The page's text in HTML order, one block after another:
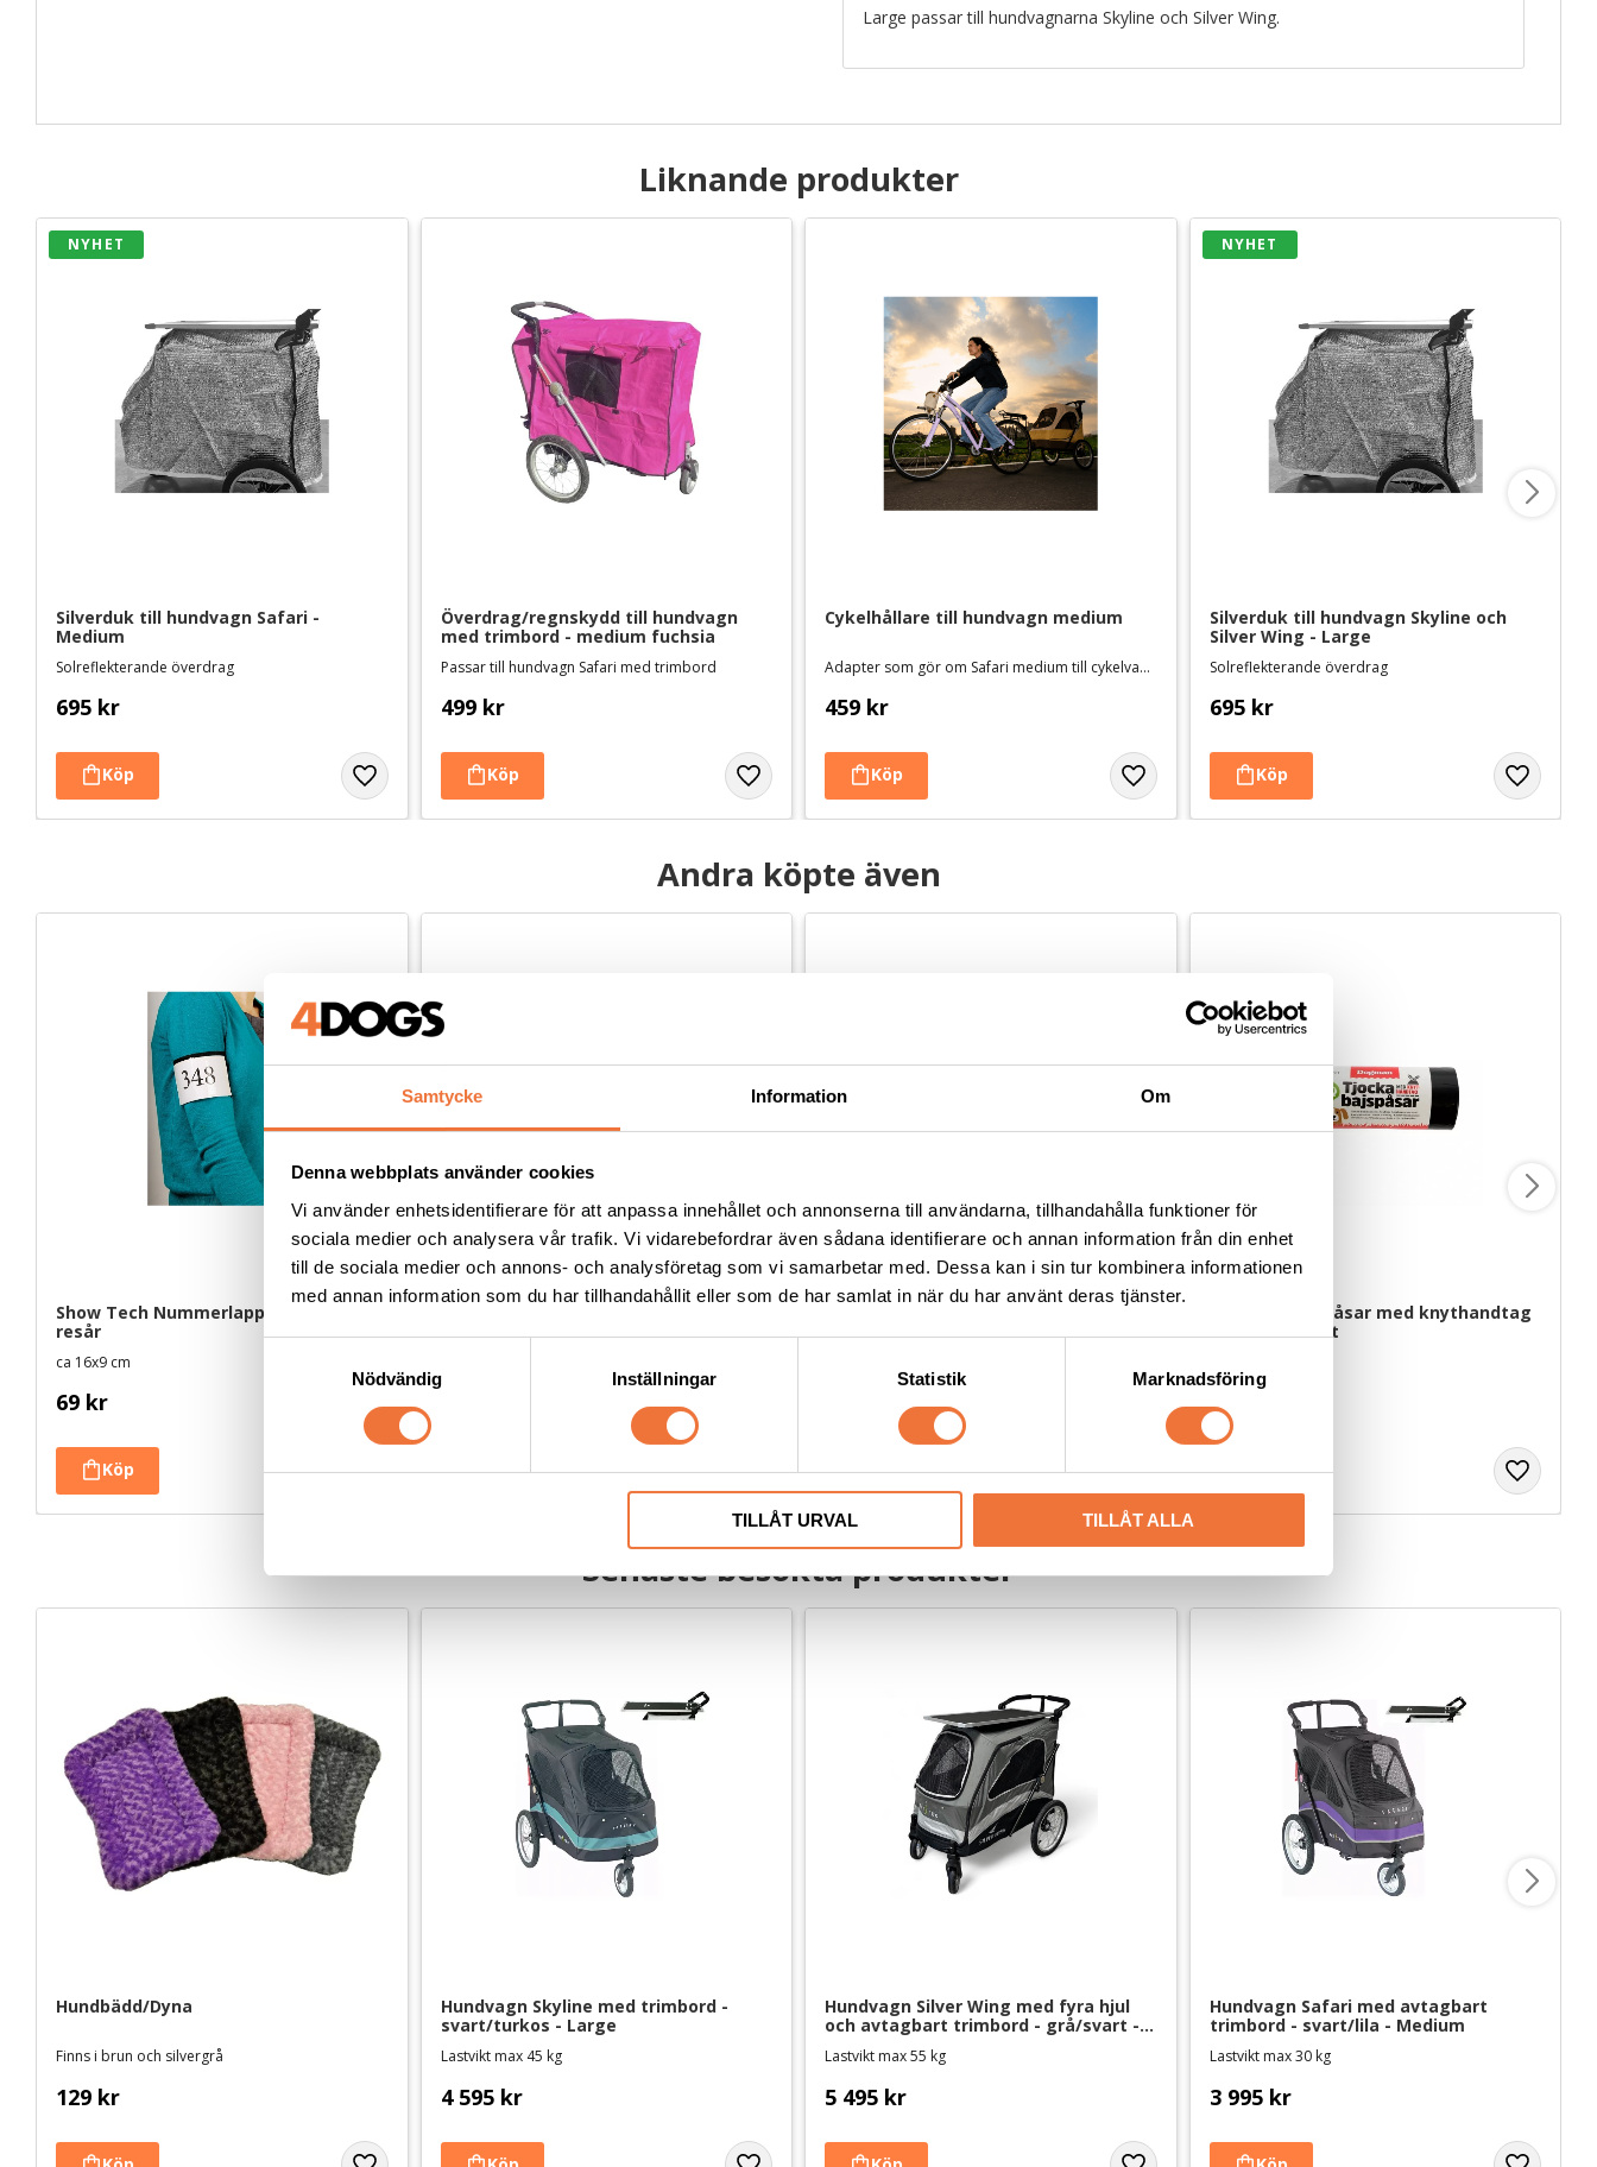
Samtycke Information Om
Denna webbplats använder cookies
Vi använder enhetsidentifierare för att anpassa innehållet och annonserna till användarna, tillhandahålla funktioner för
sociala medier och analysera vår trafik. Vi vidarebefordrar även sådana identifierare och annan information från din enhet
till de sociala medier och annons- och analysföretag som vi samarbetar med. Dessa kan i sin tur kombinera informationen
med annan information som du har tillhandahållit eller som de har samlat in när du har använt deras tjänster.
k
s
v
Nödvändig Inställningar Statistik Marknadsföring
TILLÅT URVAL TILLÅT ALLA
Large passar till hundvagnarna Skyline och Silver Wing.
Liknande produkter
Silverduk till hundvagn Safari -
Medium
Solreflekterande överdrag
695 kr
NYHET
Överdrag/regnskydd till hundvagn
med trimbord - medium fuchsia
Passar till hundvagn Safari med trimbord
499 kr
Cykelhållare till hundvagn medium
Adapter som gör om Safari medium till cykelvagn
459 kr
Silverduk till hundvagn Skyline och
Silver Wing - Large
Solreflekterande överdrag
695 kr
NYHET
Andra köpte även
Show Tech Nummerlappshållare med
resår
ca 16x9 cm
69 kr
Artero Dips Dental wipes fingerpads
Dogman bajspåsar med knythandtag
50-pack - Svart
29
Senaste besökta produkter
Hundbädd/Dyna
Finns i brun och silvergrå
129 kr
Hundvagn Skyline med trimbord -
svart/turkos - Large
Lastvikt max 45 kg
4 595 kr
Hundvagn Silver Wing med fyra hjul
och avtagbart trimbord - grå/svart -
Large
Lastvikt max 55 kg
5 495 kr
Hundvagn Safari med avtagbart
trimbord - svart/lila - Medium
Lastvikt max 30 kg
3 995 kr